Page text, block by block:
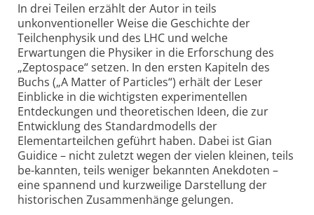
In drei Teilen erzählt der Autor in teils
unkonventioneller Weise die Geschichte der
Teilchenphysik und des LHC und welche
Erwartungen die Physiker in die Erforschung des
„Zeptospace“ setzen. In den ersten Kapiteln des
Buchs („A Matter of Particles“) erhält der Leser
Einblicke in die wichtigsten experimentellen
Entdeckungen und theoretischen Ideen, die zur
Entwicklung des Standardmodells der
Elementarteilchen geführt haben. Dabei ist Gian
Guidice – nicht zuletzt wegen der vielen kleinen, teils
be-kannten, teils weniger bekannten Anekdoten –
eine spannend und kurzweilige Darstellung der
historischen Zusammenhänge gelungen.